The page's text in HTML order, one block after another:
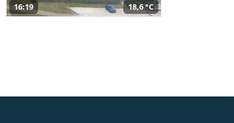
16:19 18,6 °C